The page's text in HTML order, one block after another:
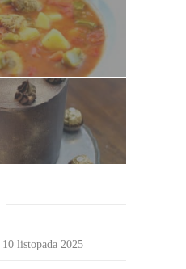
10 listopada 2025